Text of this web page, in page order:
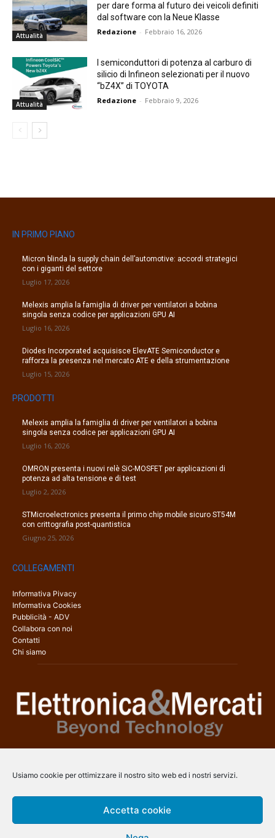
Usiamo cookie per ottimizzare il nostro sito web ed i nostri servizi.
Accetta cookie
Attualità
per dare forma al futuro dei veicoli definiti
dal software con la Neue Klasse
Redazione - Febbraio 16, 2026
Attualità
I semiconduttori di potenza al carburo di
silicio di Infineon selezionati per il nuovo
“bZ4X” di TOYOTA
Redazione - Febbraio 9, 2026
IN PRIMO PIANO
Micron blinda la supply chain dell’automotive: accordi strategici
con i giganti del settore
Luglio 17, 2026
Melexis amplia la famiglia di driver per ventilatori a bobina
singola senza codice per applicazioni GPU AI
Luglio 16, 2026
Diodes Incorporated acquisisce ElevATE Semiconductor e
rafforza la presenza nel mercato ATE e della strumentazione
Luglio 15, 2026
PRODOTTI
Melexis amplia la famiglia di driver per ventilatori a bobina
singola senza codice per applicazioni GPU AI
Luglio 16, 2026
OMRON presenta i nuovi relè SiC-MOSFET per applicazioni di
potenza ad alta tensione e di test
Luglio 2, 2026
STMicroelectronics presenta il primo chip mobile sicuro ST54M
con crittografia post-quantistica
Giugno 25, 2026
COLLEGAMENTI
Informativa Pivacy
Informativa Cookies
Pubblicità - ADV
Collabora con noi
Contatti
Chi siamo
una copertura a 360° che coinvolge tecnologie, prodotti, mercati e
info@arscommunication.it